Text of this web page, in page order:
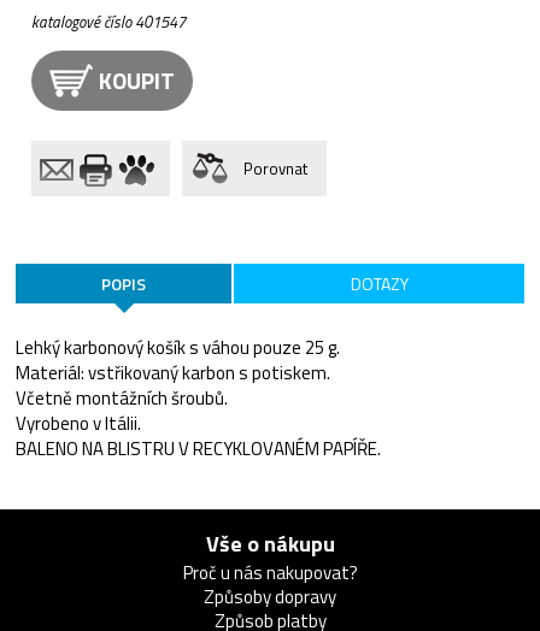
katalogové číslo 401547
KOUPIT
Porovnat
POPIS DOTAZY
Lehký karbonový košík s váhou pouze 25 g.
Materiál: vstřikovaný karbon s potiskem.
Včetně montážních šroubů.
Vyrobeno v Itálii.
BALENO NA BLISTRU V RECYKLOVANÉM PAPÍŘE.
Vše o nákupu
Proč u nás nakupovat?
Způsoby dopravy
Způsob platby